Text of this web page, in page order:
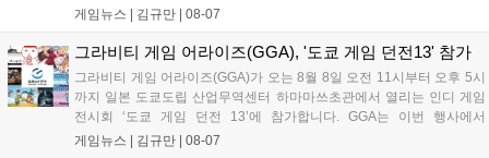
최대 4인 협동을 지원하며, 소음 관리와 물리 법칙을 활용한 전략적 플레
을 개선 중이며, 상세 정보는 스팀 페이지에서 확인 가능합니다....
게임뉴스 | 김규만 08-07
그라비티 게임 어라이즈(GGA), '도쿄 게임 던전13' 참가
그라비티 게임 어라이즈(GGA)가 오는 8월 8일 오전 11시부터 오후 5시
까지 일본 도쿄도립 산업무역센터 하마마쓰초관에서 열리는 인디 게임
전시회 ‘도쿄 게임 던전 13’에 참가합니다. GGA는 이번 행사에서
‘JALECO ARCADE COLLECTION’ 시리즈의 미공개 작품 12종을 최초
게임뉴스 | 김규만 08-07